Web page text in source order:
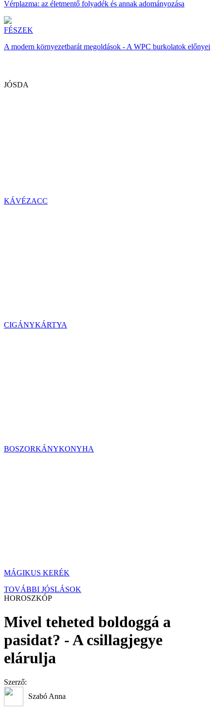
Vérplazma: az életmentő folyadék és annak adományozása
FÉSZEK
A modern környezetbarát megoldások - A WPC burkolatok előnyei
JÓSDA
KÁVÉZACC
CIGÁNYKÁRTYA
BOSZORKÁNYKONYHA
MÁGIKUS KERÉK
TOVÁBBI JÓSLÁSOK
HOROSZKÓP
Mivel teheted boldoggá a
pasidat? - A csillagjegye
elárulja
Szerző:
Szabó Anna